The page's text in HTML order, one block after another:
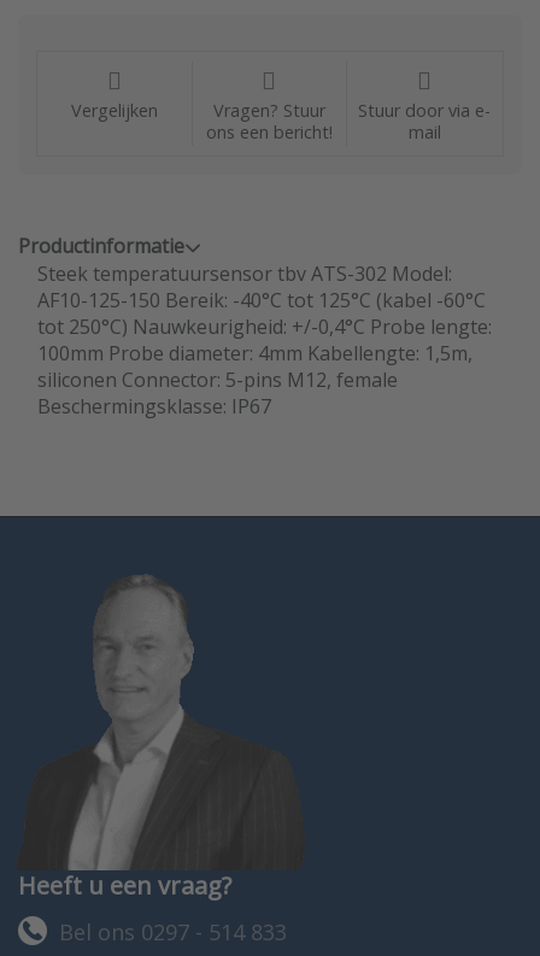
Vergelijken
Vragen? Stuur
ons een bericht!
Stuur door via e-
mail
Productinformatie
Steek temperatuursensor tbv ATS-302 Model:
AF10-125-150 Bereik: -40°C tot 125°C (kabel -60°C
tot 250°C) Nauwkeurigheid: +/-0,4°C Probe lengte:
100mm Probe diameter: 4mm Kabellengte: 1,5m,
siliconen Connector: 5-pins M12, female
Beschermingsklasse: IP67
Heeft u een vraag?
Bel ons 0297 - 514 833